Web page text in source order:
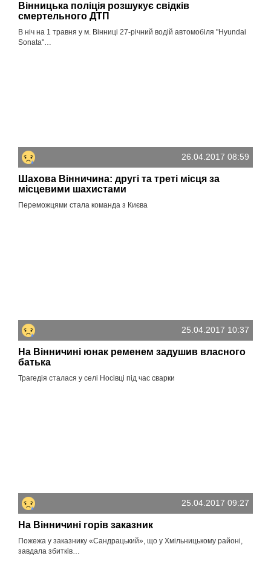
Вінницька поліція розшукує свідків
смертельного ДТП
В ніч на 1 травня у м. Вінниці 27-річний водій автомобіля "Hyundai
Sonata"…
26.04.2017 08:59
Шахова Вінничина: другі та треті місця за
місцевими шахистами
Переможцями стала команда з Києва
25.04.2017 10:37
На Вінничині юнак ременем задушив власного
батька
Трагедія сталася у селі Носівці під час сварки
25.04.2017 09:27
На Вінничині горів заказник
Пожежа у заказнику «Сандрацький», що у Хмільницькому районі,
завдала збитків…